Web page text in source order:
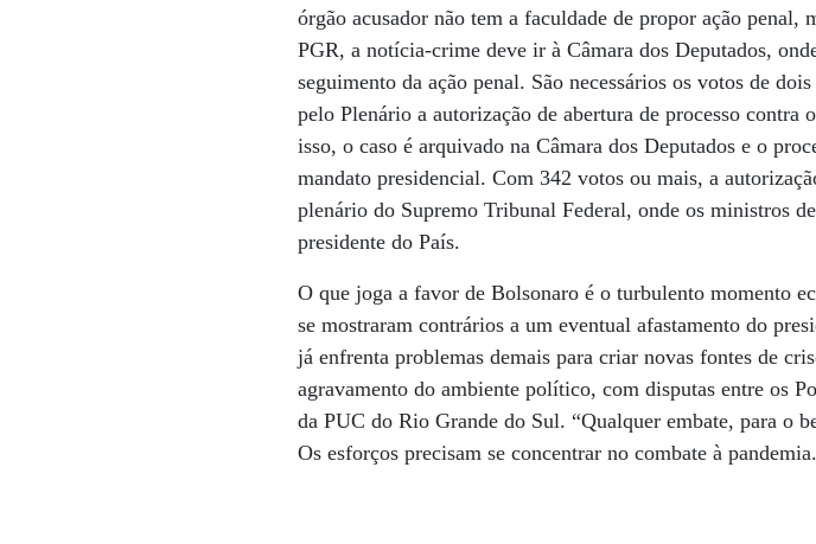
órgão acusador não tem a faculdade de propor ação penal,
PGR, a notícia-crime deve ir à Câmara dos Deputados,
seguimento da ação penal. São necessários os votos de
pelo Plenário a autorização de abertura de processo
isso, o caso é arquivado na Câmara dos Deputados e o
mandato presidencial. Com 342 votos ou mais, a
plenário do Supremo Tribunal Federal, onde os ministros
presidente do País.
O que joga a favor de Bolsonaro é o turbulento momento
se mostraram contrários a um eventual afastamento do
já enfrenta problemas demais para criar novas fontes de
agravamento do ambiente político, com disputas entre os
da PUC do Rio Grande do Sul. “Qualquer embate, para o
Os esforços precisam se concentrar no combate à